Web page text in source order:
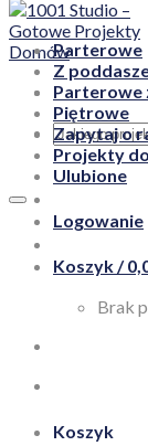
Ulubione
Logowanie
Koszyk /
Brak
Koszyk
Parterowe
Z
Parterowe
Piętrowe
Zapytaj o
Projekty